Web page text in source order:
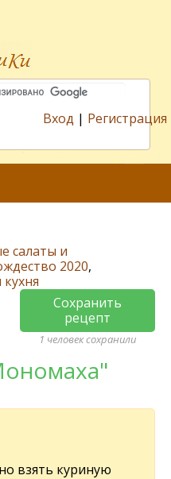
Вход | Регистрация
салаты и
2020,
кухня
Сохранить
рецепт
1 человек сохранили
взять куриную